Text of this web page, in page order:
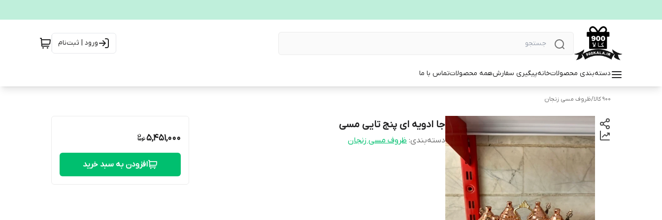
ورود | ثبت‌نام
دسته‌بندی محصولاتخانهپیگیری سفارشهمه محصولاتتماس با ما
900 کالا /ظروف مسی زنجان
جا ادویه ای پنج تایی مسی
دسته‌بندی: ظروف مسی زنجان 5,451,000
افزودن به سبد خرید